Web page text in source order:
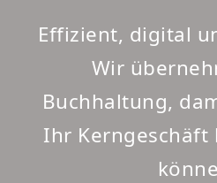
Effizient, digital
Wir
Buchhaltung,
Ihr Kerngeschäft